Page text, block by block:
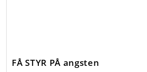
FÅ STYR PÅ angsten